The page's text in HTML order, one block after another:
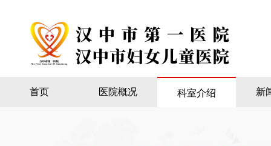
首页 医院概况 科室介绍 新